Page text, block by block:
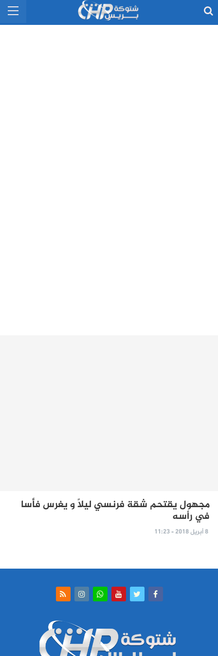
مجهول يقتحم شقة فرنسي ليلاً و يغرس فأسا
في رأسه
8 أبريل 2018 - 11:23